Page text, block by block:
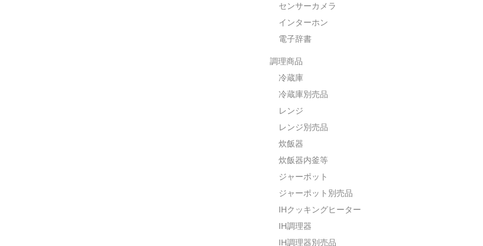
センサーカメラ
インターホン
電子辞書
調理商品
冷蔵庫
冷蔵庫別売品
レンジ
レンジ別売品
炊飯器
炊飯器内釜等
ジャーポット
ジャーポット別売品
IHクッキングヒーター
IH調理器
IH調理器別売品